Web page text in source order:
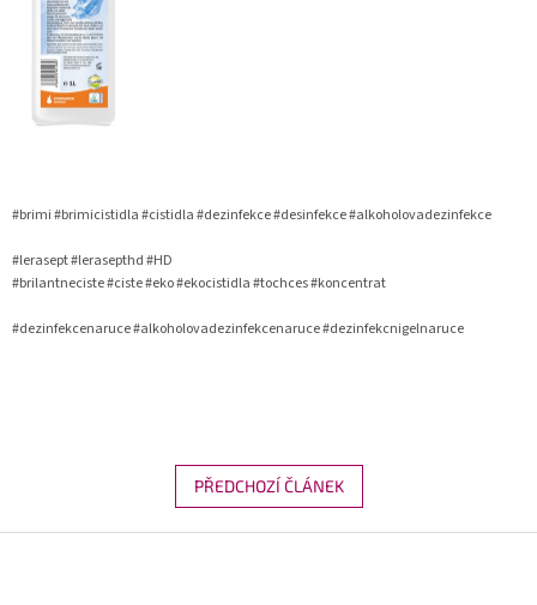
#brimi #brimicistidla #cistidla #dezinfekce #desinfekce #alkoholovadezinfekce
#lerasept #lerasepthd #HD
#brilantneciste #ciste #eko #ekocistidla #tochces #koncentrat
#dezinfekcenaruce #alkoholovadezinfekcenaruce #dezinfekcnigelnaruce
PŘEDCHOZÍ ČLÁNEK